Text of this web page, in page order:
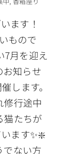
ます！
もので
7月を迎え
知らせ
します。
修行途中
猫たちが
ます✨❇️
でない方